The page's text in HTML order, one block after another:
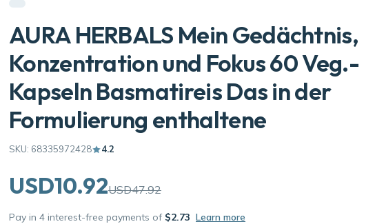
AURA HERBALS Mein Gedächtnis,
Konzentration und Fokus 60 Veg.-
Kapseln Basmatireis Das in der
Formulierung enthaltene
SKU: 68335972428 4.2
USD10.92USD47.92
Pay in 4 interest-free payments of $2.73 Learn more